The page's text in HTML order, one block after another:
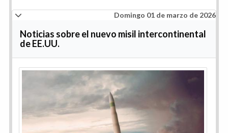
Domingo 01 de marzo de 2026
Noticias sobre el nuevo misil intercontinental
de EE.UU.